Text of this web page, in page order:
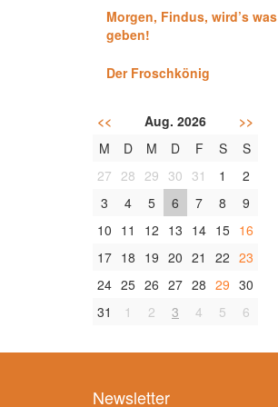
Morgen, Findus, wird’s was
geben!
Der Froschkönig
<< Aug. 2026
>>
M
D M D F S
S
27 28 29 30 31 1
2
3
4 5 6 7 8
9
10 11 12 13 14 15 16
17 18 19 20 21 22 23
24 25 26 27 28 29 30
31
1 2 3 4 5 6
Newsletter